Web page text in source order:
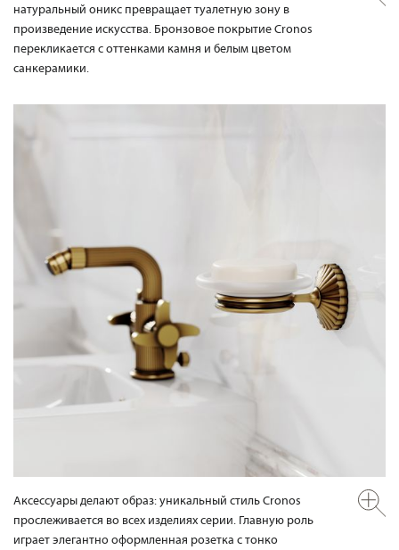
натуральный оникс превращает туалетную зону в
произведение искусства. Бронзовое покрытие Cronos
перекликается с оттенками камня и белым цветом
санкерамики.
Аксессуары делают образ: уникальный стиль Cronos
прослеживается во всех изделиях серии. Главную роль
играет элегантно оформленная розетка с тонко